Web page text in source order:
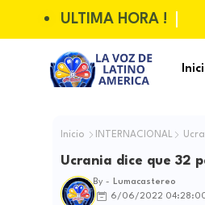
ULTIMA HORA !
Inicio INTERNACIONAL
Ucrania dice que 32
By -
Lumacastereo
6/06/2022 04:28:00